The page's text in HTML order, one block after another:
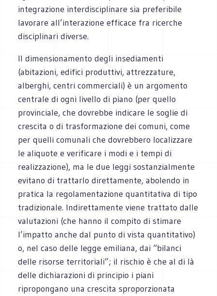
integrazione interdisciplinare sia preferibile
lavorare all’interazione efficace fra ricerche
disciplinari diverse.
Il dimensionamento degli insediamenti
(abitazioni, edifici produttivi, attrezzature,
alberghi, centri commerciali) è un argomento
centrale di ogni livello di piano (per quello
provinciale, che dovrebbe indicare le soglie di
crescita o di trasformazione dei comuni, come
per quelli comunali che dovrebbero localizzare
le aliquote e verificare i modi e i tempi di
realizzazione), ma le due leggi sostanzialmente
evitano di trattarlo direttamente, abolendo in
pratica la regolamentazione quantitativa di tipo
tradizionale. Indirettamente viene trattato dalle
valutazioni (che hanno il compito di stimare
l’impatto anche dal punto di vista quantitativo)
o, nel caso delle legge emiliana, dai “bilanci
delle risorse territoriali”; il rischio è che al di là
delle dichiarazioni di principio i piani
ripropongano una crescita sproporzionata